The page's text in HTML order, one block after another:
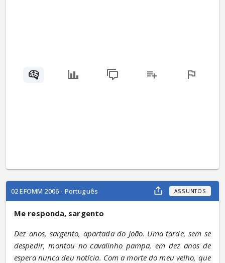
02 EFOMM 2006 - Português ASSUNTOS
Me responda, sargento
Dez anos, sargento, apartada do João. Uma tarde, sem se
despedir, montou no cavalinho pampa, em dez anos de
espera nunca deu notícia. Com a morte do meu velho, que